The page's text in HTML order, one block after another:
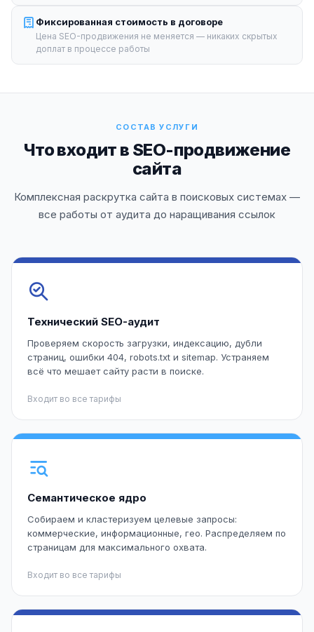
Фиксированная стоимость в договоре
Цена SEO-продвижения не меняется — никаких скрытых
доплат в процессе работы
СОСТАВ УСЛУГИ
Что входит в SEO-продвижение
сайта
Комплексная раскрутка сайта в поисковых системах —
все работы от аудита до наращивания ссылок
Технический SEO-аудит
Проверяем скорость загрузки, индексацию, дубли
страниц, ошибки 404, robots.txt и sitemap. Устраняем
всё что мешает сайту расти в поиске.
Входит во все тарифы
Семантическое ядро
Собираем и кластеризуем целевые запросы:
коммерческие, информационные, гео. Распределяем по
страницам для максимального охвата.
Входит во все тарифы